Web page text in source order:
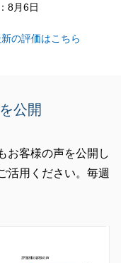
8月6日
の評価はこちら
公開
お客様の声を公開し
活用ください。毎週